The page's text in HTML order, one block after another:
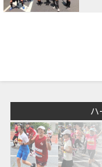
ハ